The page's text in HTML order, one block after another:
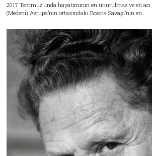
2017 Temmuz’unda hayatımının en unutulmaz ve en
(Medeni) Avrupa’nın ortasındaki Bosna Savaşı’nın en…